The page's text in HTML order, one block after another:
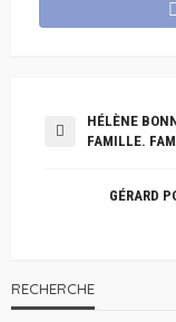
HÉLÈNE
FAMILLE.
GÉRARD
RECHERCHE